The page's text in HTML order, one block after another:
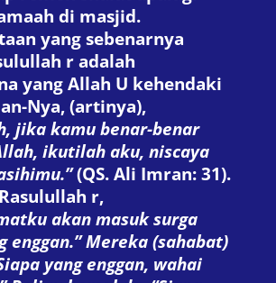
di masjid.
yang sebenarnya
r adalah
yang Allah U kehendaki
Nya, (artinya),
jika kamu benar-benar
ikutilah aku, niscaya
(QS. Ali Imran: 31).
r,
akan masuk surga
enggan.” Mereka (sahabat)
yang enggan, wahai